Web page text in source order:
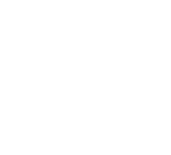
Fide Moyses natus
tribus a parentibus
formosum infantem
Fide Moyses